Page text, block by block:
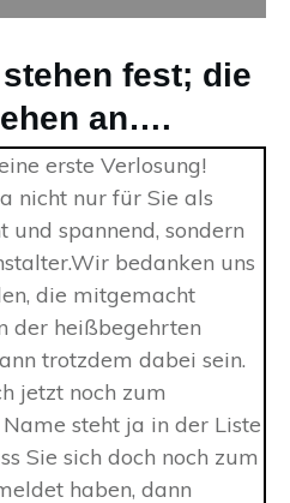
fest; die
an….
erste Verlosung!
nicht nur für Sie als
und spannend, sondern
bedanken uns
die mitgemacht
der heißbegehrten
trotzdem dabei sein.
jetzt noch zum
steht ja in der Liste
Sie sich doch noch zum
haben, dann